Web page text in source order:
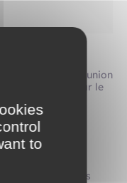
organise une réunion
animée par le
Olga Popovitch
et autres
to